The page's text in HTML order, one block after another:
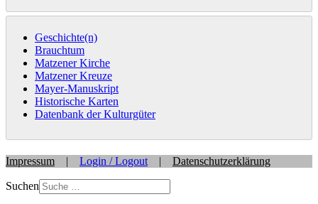
Geschichte(n)
Brauchtum
Matzener Kirche
Matzener Kreuze
Mayer-Manuskript
Historische Karten
Datenbank der Kulturgüter
Impressum | Login / Logout | Datenschutzerklärung
Suchen